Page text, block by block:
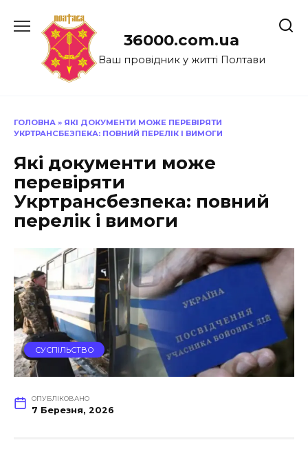
до
36000.com.ua
Ваш провідник у житті Полтави
ГОЛОВНА » ЯКІ ДОКУМЕНТИ МОЖЕ ПЕРЕВІРЯТИ
УКРТРАНСБЕЗПЕКА: ПОВНИЙ ПЕРЕЛІК І ВИМОГИ
Які документи може
перевіряти
Укртрансбезпека: повний
перелік і вимоги
СУСПІЛЬСТВО
ОПУБЛІКОВАНО
7 Березня, 2026